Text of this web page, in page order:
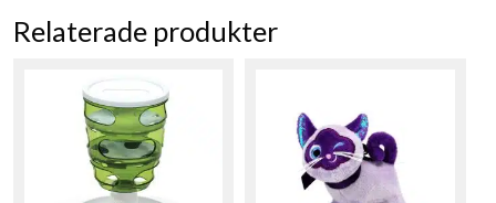
Relaterade produkter